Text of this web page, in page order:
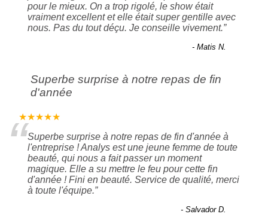
pour le mieux. On a trop rigolé, le show était
vraiment excellent et elle était super gentille avec
nous. Pas du tout déçu. Je conseille vivement.”
- Matis N.
Superbe surprise à notre repas de fin
d'année
★★★★★
“Superbe surprise à notre repas de fin d'année à
l'entreprise ! Analys est une jeune femme de toute
beauté, qui nous a fait passer un moment
magique. Elle a su mettre le feu pour cette fin
d'année ! Fini en beauté. Service de qualité, merci
à toute l'équipe.”
- Salvador D.